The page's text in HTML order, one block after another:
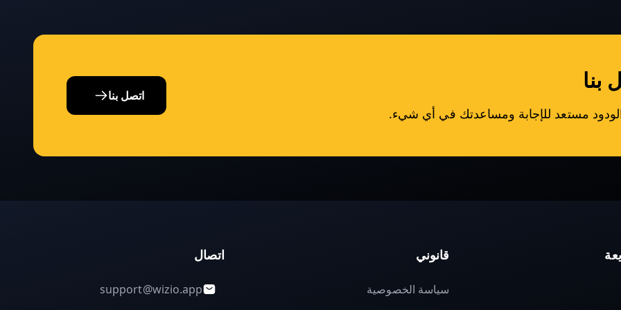
بنا
اتصل بنا
قانوني
سياسة الخصوصية
اتصال
support@wizio.app